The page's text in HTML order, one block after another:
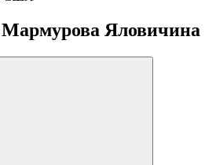
Яловичина